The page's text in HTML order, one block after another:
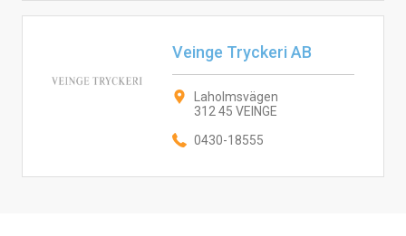
Veinge Tryckeri AB
Laholmsvägen
312 45 VEINGE
0430-18555